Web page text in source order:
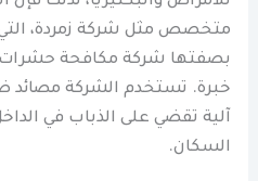
متخصص مثل شركة زمردة،
بصفتها شركة مكافحة
خبرة. تستخدم الشركة مصائد
آلية تقضي على الذباب في
السكان.